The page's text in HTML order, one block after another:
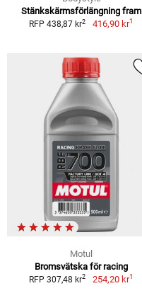
Stänkskärmsförlängning fram
RFP 438,87 kr2 416,90 kr1
Motul
Bromsvätska för racing
RFP 307,48 kr2 254,20 kr1